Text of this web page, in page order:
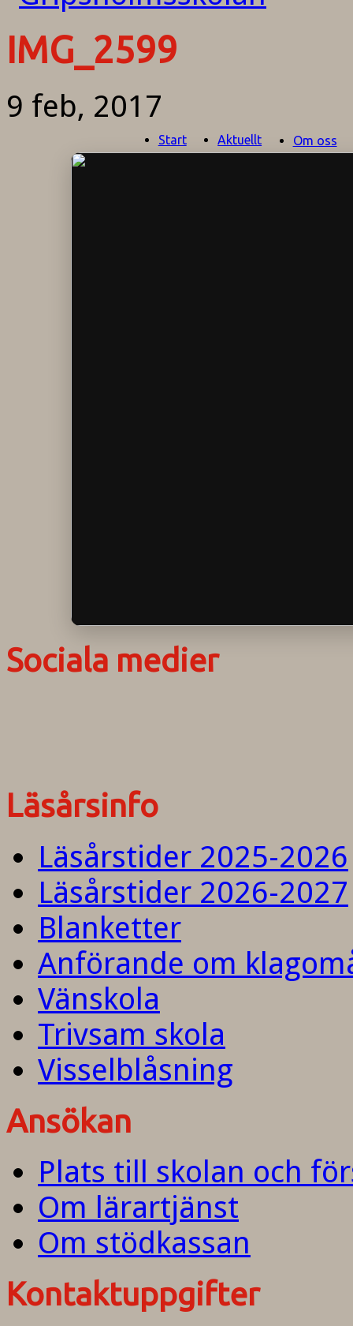
Start Aktuellt Om oss
IMG_2599
9 feb, 2017
Sociala medier
Läsårsinfo
Läsårstider 2025-2026
Läsårstider 2026-2027
Blanketter
Anförande om
Vänskola
Trivsam skola
Visselblåsning
Ansökan
Plats till skolan och
Om lärartjänst
Om stödkassan
Kontaktuppgifter